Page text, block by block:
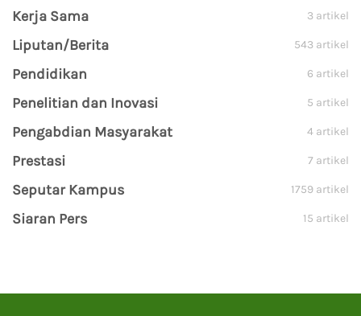
Kerja Sama 3 artikel
Liputan/Berita 543 artikel
Pendidikan 6 artikel
Penelitian dan Inovasi 5 artikel
Pengabdian Masyarakat 4 artikel
Prestasi 7 artikel
Seputar Kampus 1759 artikel
Siaran Pers 15 artikel